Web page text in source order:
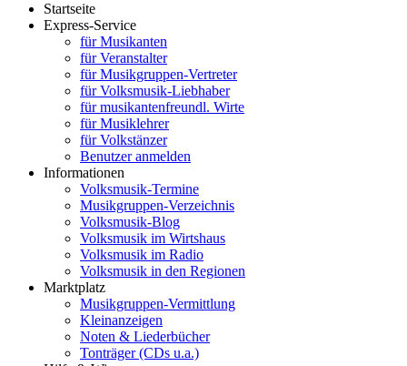
Startseite
Express-Service
für Musikanten
für Veranstalter
für Musikgruppen-Vertreter
für Volksmusik-Liebhaber
für musikantenfreundl. Wirte
für Musiklehrer
für Volkstänzer
Benutzer anmelden
Informationen
Volksmusik-Termine
Musikgruppen-Verzeichnis
Volksmusik-Blog
Volksmusik im Wirtshaus
Volksmusik im Radio
Volksmusik in den Regionen
Marktplatz
Musikgruppen-Vermittlung
Kleinanzeigen
Noten & Liederbücher
Tonträger (CDs u.a.)